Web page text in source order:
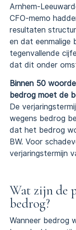
Arnhem-
CFO-memo
resultaten
en dat eenmalige
tegenvallende
dat dit onder
Binnen 50
bedrog moet de
De
wegens bedrog
dat het bedrog
BW. Voor
verjaringstermijn
Wat zijn de
bedrog?
Wanneer bedrog